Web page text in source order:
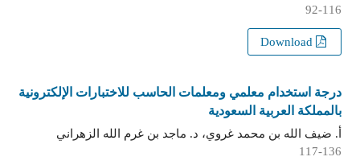
92-116
درجة استخدام معلمي ومعلمات الحاسب للاختبارات الإلكترونية
بالمملكة العربية السعودية
أ. ضيف الله بن محمد غروي، د. ماجد بن غرم الله الزهراني
117-136